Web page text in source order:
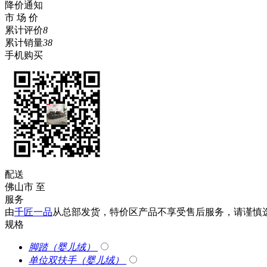
降价通知
市 场 价
累计评价8
累计销量38
手机购买
配送
佛山市 至
服务
由千匠一品从总部发货，特价区产品不享受售后服务，请谨慎
规格
脚踏（婴儿绒）
单位双扶手（婴儿绒）